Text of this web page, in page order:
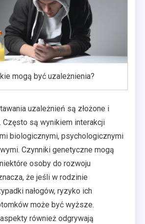
mogą być uzależnienia?
uzależnień są złożone i
są wynikiem interakcji
biologicznymi, psychologicznymi
Czynniki genetyczne mogą
osoby do rozwoju
że jeśli w rodzinie
nałogów, ryzyko ich
może być wyższe.
również odgrywają